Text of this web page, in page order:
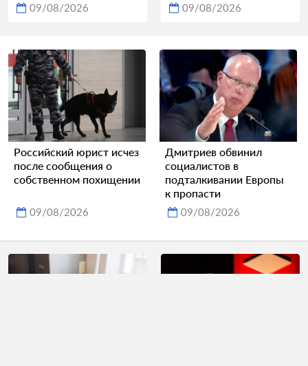
09/08/2026 09/08/2026
Российский юрист исчез
после сообщения о
собственном похищении
09/08/2026
Дмитриев обвинил
социалистов в
подталкивании Европы
к пропасти
09/08/2026